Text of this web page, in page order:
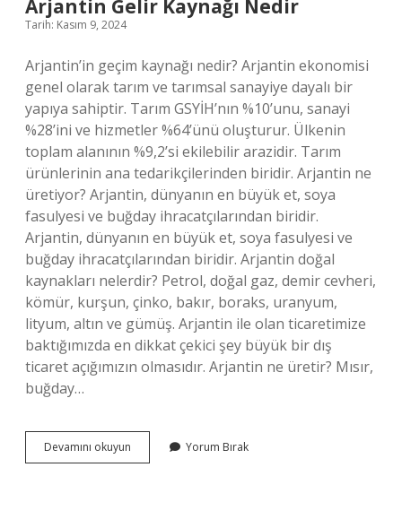
Arjantin Gelir Kaynağı Nedir
Tarih: Kasım 9, 2024
Arjantin’in geçim kaynağı nedir? Arjantin ekonomisi
genel olarak tarım ve tarımsal sanayiye dayalı bir
yapıya sahiptir. Tarım GSYİH’nın %10’unu, sanayi
%28’ini ve hizmetler %64’ünü oluşturur. Ülkenin
toplam alanının %9,2’si ekilebilir arazidir. Tarım
ürünlerinin ana tedarikçilerinden biridir. Arjantin ne
üretiyor? Arjantin, dünyanın en büyük et, soya
fasulyesi ve buğday ihracatçılarından biridir.
Arjantin, dünyanın en büyük et, soya fasulyesi ve
buğday ihracatçılarından biridir. Arjantin doğal
kaynakları nelerdir? Petrol, doğal gaz, demir cevheri,
kömür, kurşun, çinko, bakır, boraks, uranyum,
lityum, altın ve gümüş. Arjantin ile olan ticaretimize
baktığımızda en dikkat çekici şey büyük bir dış
ticaret açığımızın olmasıdır. Arjantin ne üretir? Mısır,
buğday…
Devamını okuyun
Gelir
Yorum Bırak